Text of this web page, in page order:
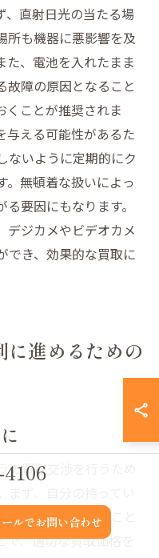
、直射日光の当たる場
所も機器に悪影響を及
た、電池を入れたまま
故障の原因となること
くことが推奨されま
与える可能性があるた
ないように定期的にク
。無頓着な扱いによっ
要因にもなります。
デジカメやビデオカメ
でき、効果的な買取に
に進めるための
の買取交渉を行うため
ず、自分の持ってい
の相場を把握すること
、適切な買取価格を
ルでお問い合わせ